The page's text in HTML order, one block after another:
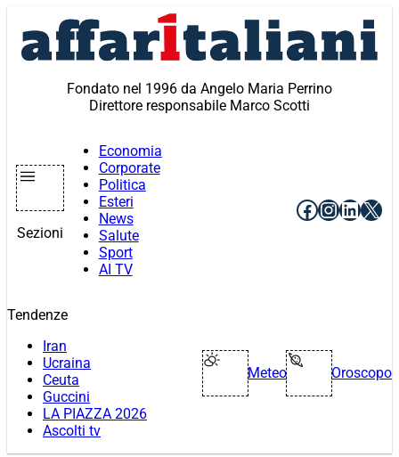
contenuto
Fondato nel 1996 da Angelo Maria Perrino
Direttore responsabile Marco Scotti
Sezioni
Economia
Corporate
Politica
Esteri
News
Salute
Sport
AI TV
Facebook
X
Tendenze
Iran
Ucraina
Ceuta
Guccini
LA PIAZZA 2026
Ascolti tv
Meteo Oroscopo